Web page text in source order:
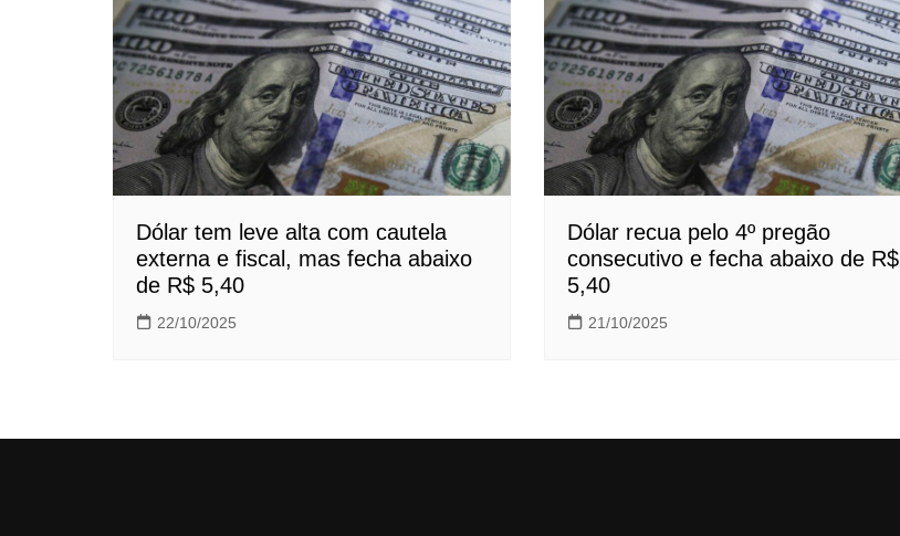
Dólar tem leve alta com cautela
externa e fiscal, mas fecha abaixo
de R$ 5,40
22/10/2025
Dólar recua pelo 4º pregão
consecutivo e fecha abaixo de R$
5,40
21/10/2025